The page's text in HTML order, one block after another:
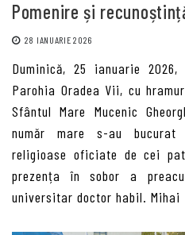
Pomenire și
28 IANUARIE 2026
Duminică, 25 ianuarie
Parohia Oradea Vii, cu
Sfântul Mare Mucenic
număr mare s-au
religioase oficiate de cei
prezența în sobor a
universitar doctor habil.